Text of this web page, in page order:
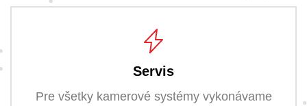
Servis
Pre všetky kamerové systémy vykonávame